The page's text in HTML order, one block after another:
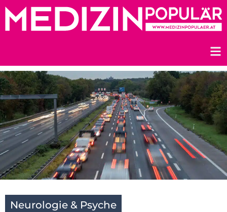
Zum
Inhalt
Neurologie & Psyche